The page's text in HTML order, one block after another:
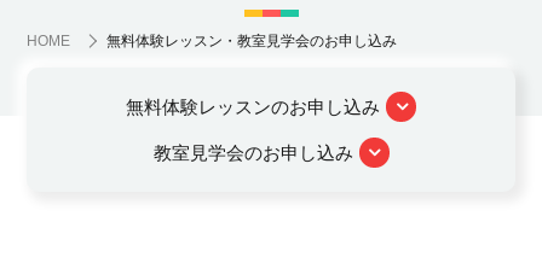
HOME 無料体験レッスン・教室見学会のお申し込み
無料体験レッスンのお申し込み
教室見学会のお申し込み